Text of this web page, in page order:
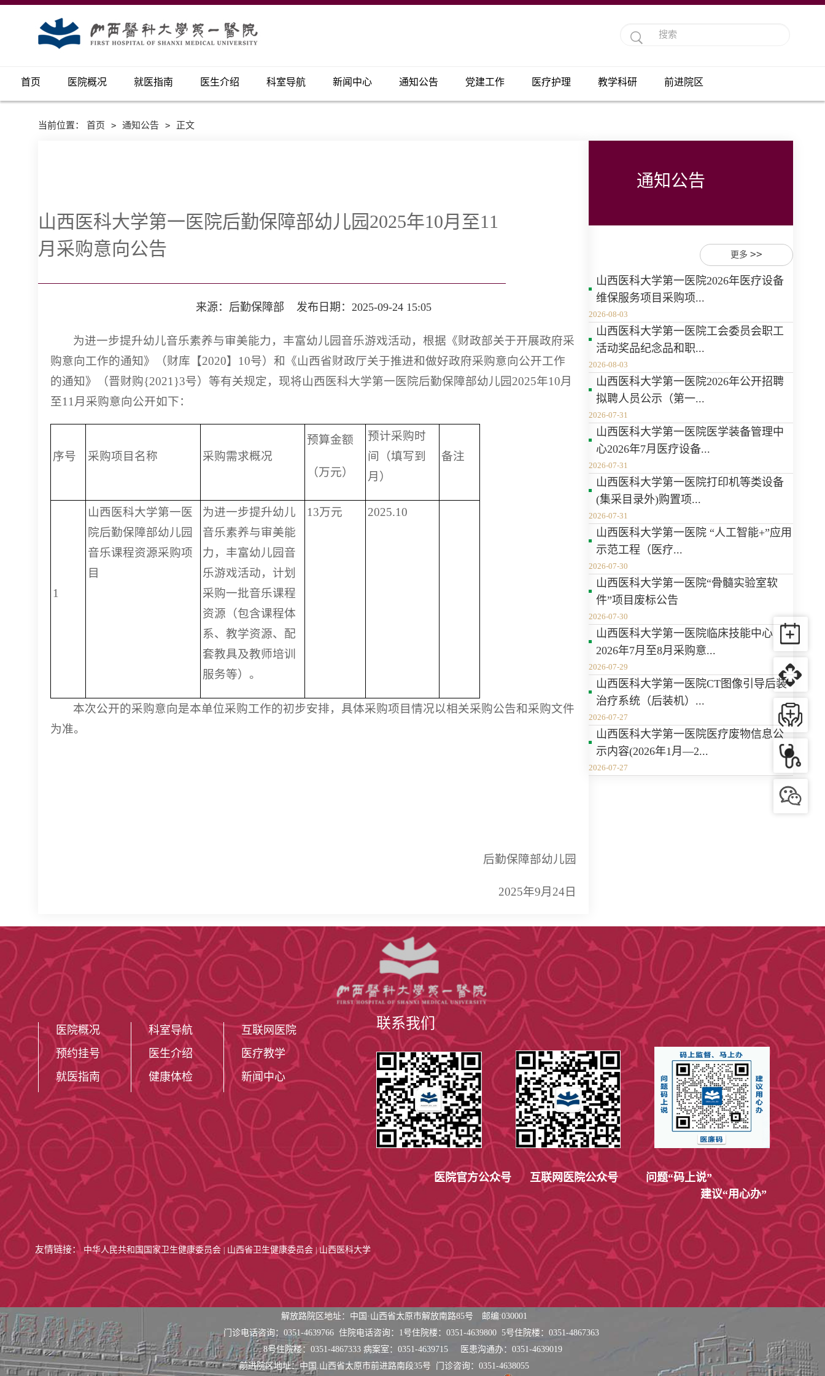
首页 医院概况 就医指南 医生介绍 科室导航 新闻中心 通知公告 党建工作 医疗护理 教学科研 前进院区
当前位置： 首页 > 通知公告 > 正文
山西医科大学第一医院后勤保障部幼儿园2025年10月至11
月采购意向公告
来源：后勤保障部 发布日期：2025-09-24 15:05
为进一步提升幼儿音乐素养与审美能力，丰富幼儿园音乐游戏活动，根据《财政部关于开展政府采
购意向工作的通知》（财库【2020】10号）和《山西省财政厅关于推进和做好政府采购意向公开工作
的通知》（晋财购{2021}3号）等有关规定，现将山西医科大学第一医院后勤保障部幼儿园2025年10月
至11月采购意向公开如下：
序号 采购项目名称 采购需求概况
预算金额
（万元）
预计采购时
间（填写到
月）
备注
1
山西医科大学第一医
院后勤保障部幼儿园
音乐课程资源采购项
目
为进一步提升幼儿
音乐素养与审美能
力，丰富幼儿园音
乐游戏活动，计划
采购一批音乐课程
资源（包含课程体
系、教学资源、配
套教具及教师培训
服务等）。
13万元 2025.10
本次公开的采购意向是本单位采购工作的初步安排，具体采购项目情况以相关采购公告和采购文件
为准。
后勤保障部幼儿园
2025年9月24日
通知公告
更多 >>
山西医科大学第一医院2026年医疗设备
维保服务项目采购项...
2026-08-03
山西医科大学第一医院工会委员会职工
活动奖品纪念品和职...
2026-08-03
山西医科大学第一医院2026年公开招聘
拟聘人员公示（第一...
2026-07-31
山西医科大学第一医院医学装备管理中
心2026年7月医疗设备...
2026-07-31
山西医科大学第一医院打印机等类设备
(集采目录外)购置项...
2026-07-31
山西医科大学第一医院 “人工智能+”应用
示范工程（医疗...
2026-07-30
山西医科大学第一医院“骨髓实验室软
件”项目废标公告
2026-07-30
山西医科大学第一医院临床技能中心
2026年7月至8月采购意...
2026-07-29
山西医科大学第一医院CT图像引导后装
治疗系统（后装机）...
2026-07-27
山西医科大学第一医院医疗废物信息公
示内容(2026年1月—2...
2026-07-27
医院概况
预约挂号
就医指南
科室导航
医生介绍
健康体检
互联网医院
医疗教学
新闻中心
联系我们
医院官方公众号 互联网医院公众号
问题“码上说”
建议“用心办”
友情链接：中华人民共和国国家卫生健康委员会 山西省卫生健康委员会 山西医科大学
解放路院区地址：中国·山西省太原市解放南路85号 邮编:030001
门诊电话咨询：0351-4639766 住院电话咨询： 1号住院楼：0351-4639800 5号住院楼：0351-4867363
8号住院楼：0351-4867333 病案室：0351-4639715 医患沟通办：0351-4639019
前进院区地址：中国.山西省太原市前进路南段35号 门诊咨询：0351-4638055